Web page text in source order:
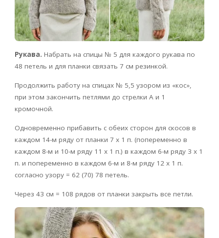
Рукава. Набрать на спицы № 5 для каждого рукава по
48 петель и для планки связать 7 см резинкой.
Продолжить работу на спицах № 5,5 узором из «кос»,
при этом закончить петлями до стрелки А и 1
кромочной.
Одновременно прибавить с обеих сторон для скосов в
каждом 14-м ряду от планки 7 х 1 п. (попеременно в
каждом 8-м и 10-м ряду 11 х 1 п.) в каждом 6-м ряду 3 х 1
п. и попеременно в каждом 6-м и 8-м ряду 12 х 1 п.
согласно узору = 62 (70) 78 петель.
Через 43 см = 108 рядов от планки закрыть все петли.